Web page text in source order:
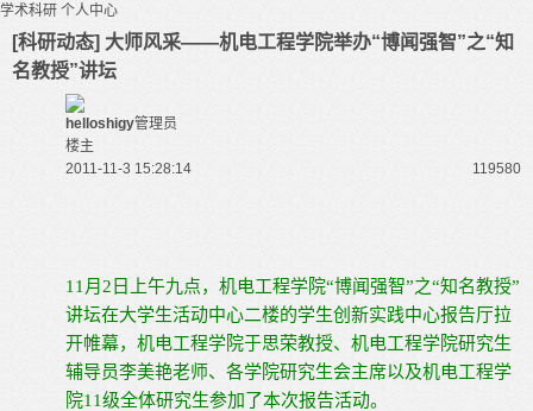
学术科研 个人中心
[科研动态] 大师风采——机电工程学院举办“博闻强智”之“知
名教授”讲坛
helloshigy管理员
楼主
2011-11-3 15:28:14
119580
11 月2日
上午九点，机电工程学院“博闻强智”之“知名教授”
讲坛在大学生活动中心二楼的学生创新实践中心报告厅拉
开帷幕，机电工程学院于思荣教授、机电工程学院研究生
辅导员李美艳老师、各学院研究生会主席以及机电工程学
院11级全体研究生参加了本次报告活动。